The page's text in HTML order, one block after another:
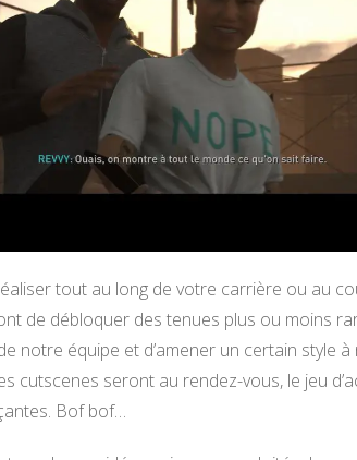
tout au long de votre carrière ou au
de débloquer des tenues plus ou moins
notre équipe et d’amener un certain style
cutscenes seront au rendez-vous, le jeu
Bof bof…